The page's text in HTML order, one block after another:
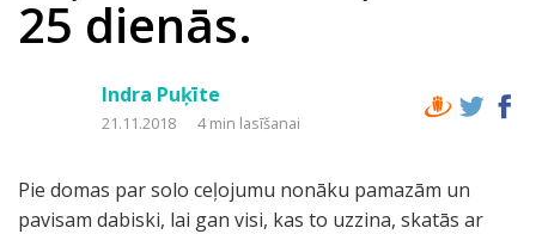
25 dienās.
Indra Puķīte
21.11.2018 4 min lasīšanai
Pie domas par solo ceļojumu nonāku pamazām un
pavisam dabiski, lai gan visi, kas to uzzina, skatās ar